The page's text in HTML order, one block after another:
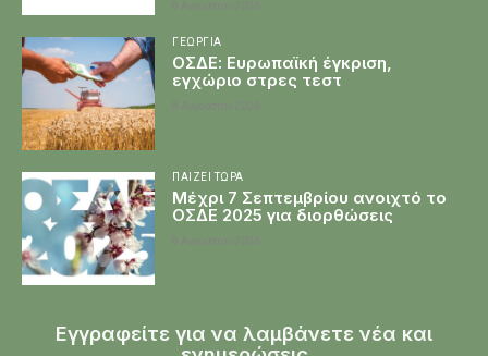
ΓΕΩΡΓΊΑ
ΟΣΔΕ: Ευρωπαϊκή έγκριση,
εγχώριο στρες τεστ
ΠΑΊΖΕΙ ΤΏΡΑ
Μέχρι 7 Σεπτεμβρίου ανοιχτό το
ΟΣΔΕ 2025 για διορθώσεις
Εγγραφείτε για να λαμβάνετε νέα και